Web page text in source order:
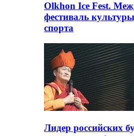
Olkhon Ice Fest.
фестиваль
спорта
Лидер российских